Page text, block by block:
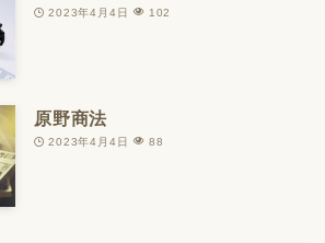
2023年4月4日 102
原野商法
2023年4月4日 88